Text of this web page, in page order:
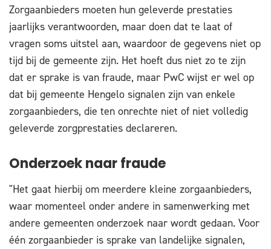
Zorgaanbieders moeten hun geleverde prestaties
jaarlijks verantwoorden, maar doen dat te laat of
vragen soms uitstel aan, waardoor de gegevens niet op
tijd bij de gemeente zijn. Het hoeft dus niet zo te zijn
dat er sprake is van fraude, maar PwC wijst er wel op
dat bij gemeente Hengelo signalen zijn van enkele
zorgaanbieders, die ten onrechte niet of niet volledig
geleverde zorgprestaties declareren.
Onderzoek naar fraude
"Het gaat hierbij om meerdere kleine zorgaanbieders,
waar momenteel onder andere in samenwerking met
andere gemeenten onderzoek naar wordt gedaan. Voor
één zorgaanbieder is sprake van landelijke signalen,